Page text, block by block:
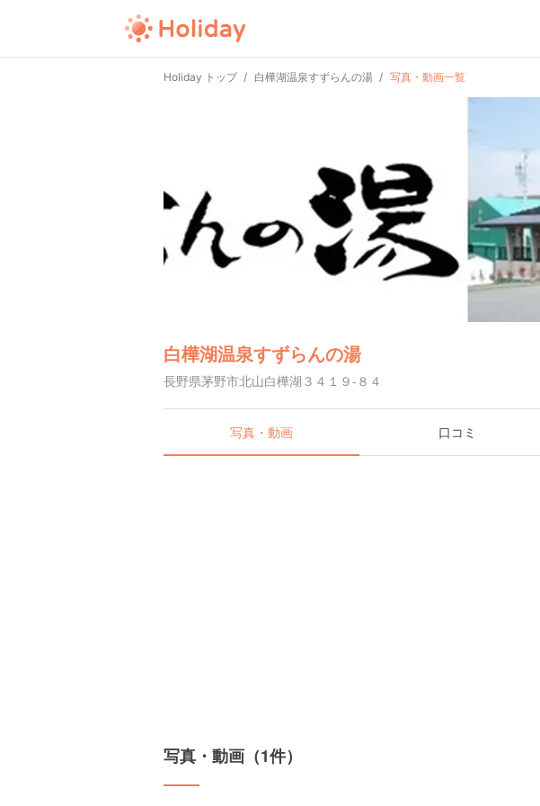
Holiday トップ 白樺湖温泉すずらんの湯 写真・動画一覧
白樺湖温泉すずらんの湯
長野県茅野市北山白樺湖３４１９-８４
写真・動画 口コミ
写真・動画（1件）